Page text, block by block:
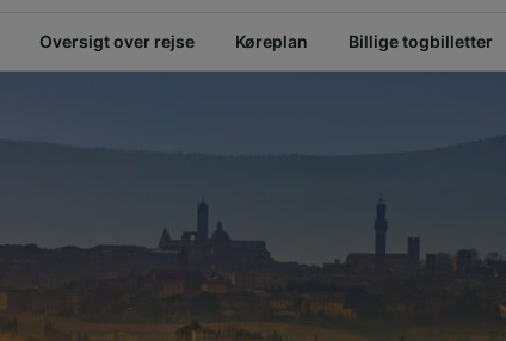
Oversigt over rejse Køreplan Billige togbilletter